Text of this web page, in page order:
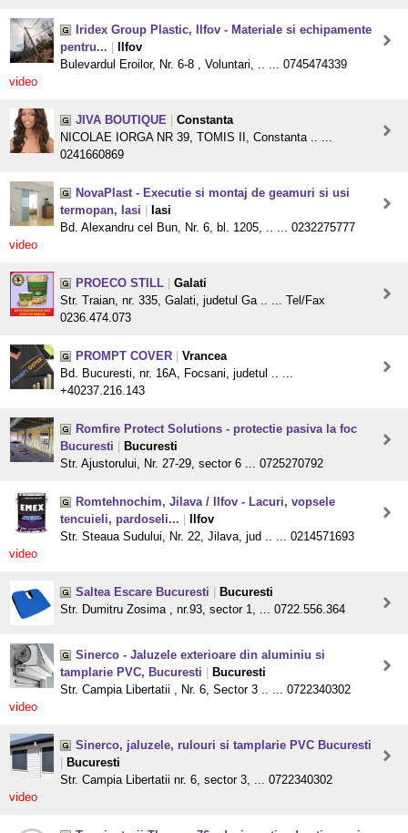
Iridex Group Plastic, Ilfov - Materiale si echipamente
pentru...
Ilfov
Bulevardul Eroilor, Nr. 6-8 , Voluntari, .. ... 0745474339
video
JIVA BOUTIQUE
Constanta
NICOLAE IORGA NR 39, TOMIS II, Constanta .. ...
0241660869
NovaPlast - Executie si montaj de geamuri si usi
termopan, Iasi
Iasi
Bd. Alexandru cel Bun, Nr. 6, bl. 1205, .. ... 0232275777
video
PROECO STILL
Galati
Str. Traian, nr. 335, Galati, judetul Ga .. ... Tel/Fax
0236.474.073
PROMPT COVER
Vrancea
Bd. Bucuresti, nr. 16A, Focsani, judetul .. ...
+40237.216.143
Romfire Protect Solutions - protectie pasiva la foc
Bucuresti
Bucuresti
Str. Ajustorului, Nr. 27-29, sector 6 ... 0725270792
Romtehnochim, Jilava / Ilfov - Lacuri, vopsele
tencuieli, pardoseli...
Ilfov
Str. Steaua Sudului, Nr. 22, Jilava, jud .. ... 0214571693
video
Saltea Escare Bucuresti
Bucuresti
Str. Dumitru Zosima , nr.93, sector 1, ... 0722.556.364
Sinerco - Jaluzele exterioare din aluminiu si
tamplarie PVC, Bucuresti
Bucuresti
Str. Campia Libertatii , Nr. 6, Sector 3 .. ... 0722340302
video
Sinerco, jaluzele, rulouri si tamplarie PVC Bucuresti
Bucuresti
Str. Campia Libertatii nr. 6, sector 3, ... 0722340302
video